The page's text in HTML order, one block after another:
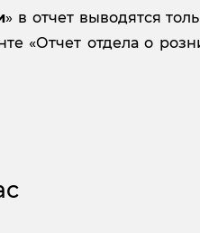
» в отчет выводятся
«Отчет отдела о